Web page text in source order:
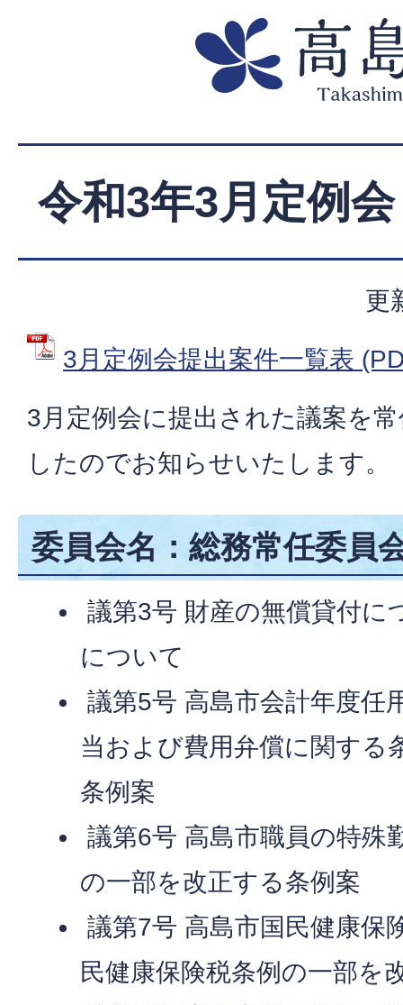
令和3年3月定例
更
3月定例会提出案件一覧表
3月定例会に提出された議案を
したのでお知らせいたします。
委員会名：総務常任委員
議第3号 財産の無償貸付に
について
議第5号 高島市会計年度任
当および費用弁償に関する
条例案
議第6号 高島市職員の特殊
の一部を改正する条例案
議第7号 高島市国民健康保
民健康保険税条例の一部を